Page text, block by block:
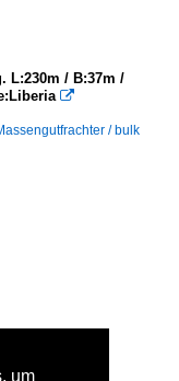
L:230m / B:37m /

/ bulk
um